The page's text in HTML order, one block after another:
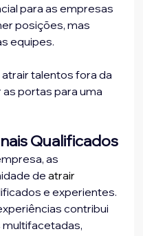
para as empresas
posições, mas
equipes.
talentos fora da
portas para uma
Qualificados
as
de atrair
e experientes.
contribui